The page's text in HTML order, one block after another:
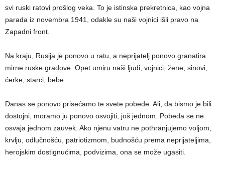
svi ruski ratovi prošlog veka. To je istinska prekretnica, kao vojna
parada iz novembra 1941, odakle su naši vojnici išli pravo na
Zapadni front.
Na kraju, Rusija je ponovo u ratu, a neprijatelj ponovo granatira
mirne ruske gradove. Opet umiru naši ljudi, vojnici, žene, sinovi,
ćerke, starci, bebe.
Danas se ponovo prisećamo te svete pobede. Ali, da bismo je bili
dostojni, moramo ju ponovo osvojiti, još jednom. Pobeda se ne
osvaja jednom zauvek. Ako njenu vatru ne pothranjujemo voljom,
krvlju, odlučnošću, patriotizmom, budnošću prema neprijateljima,
herojskim dostignućima, podvizima, ona se može ugasiti.